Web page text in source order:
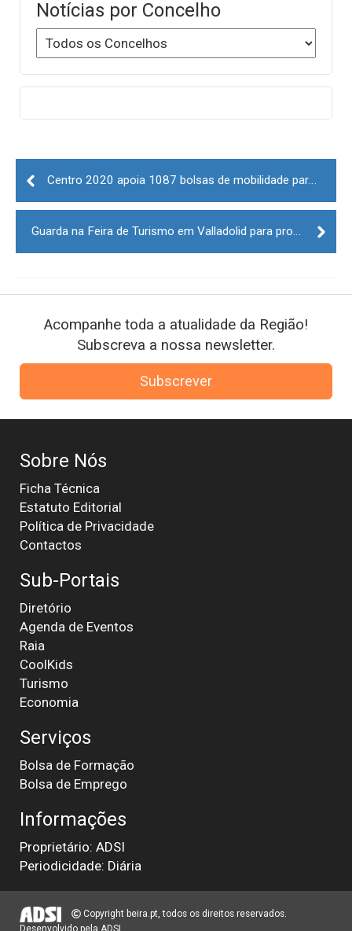
Notícias por Concelho
Post
navigation
Centro 2020 apoia 1087 bolsas de mobilidade para o ensino superior do interior da região
Guarda na Feira de Turismo em Valladolid para promover território e Feira Ibérica de Turismo
Acompanhe toda a atualidade da Região!
Subscreva a nossa newsletter.
Subscrever
Sobre Nós
Ficha Técnica
Estatuto Editorial
Política de Privacidade
Contactos
Sub-Portais
Diretório
Agenda de Eventos
Raia
CoolKids
Turismo
Economia
Serviços
Bolsa de Formação
Bolsa de Emprego
Informações
Proprietário: ADSI
Periodicidade: Diária
Copyright beira.pt, todos os direitos reservados.